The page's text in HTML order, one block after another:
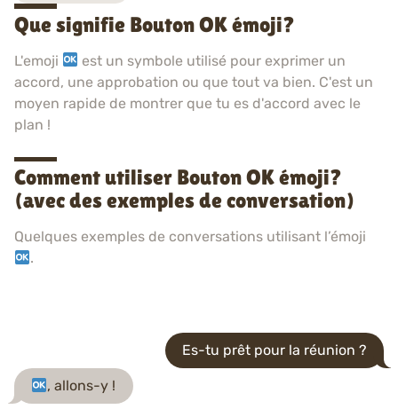
Que signifie Bouton OK émoji?
L'emoji
est un symbole utilisé pour exprimer un
accord, une approbation ou que tout va bien. C'est un
moyen rapide de montrer que tu es d'accord avec le
plan !
Comment utiliser Bouton OK émoji?
(avec des exemples de conversation)
Quelques exemples de conversations utilisant l’émoji
.
Es-tu prêt pour la réunion ?
, allons-y !